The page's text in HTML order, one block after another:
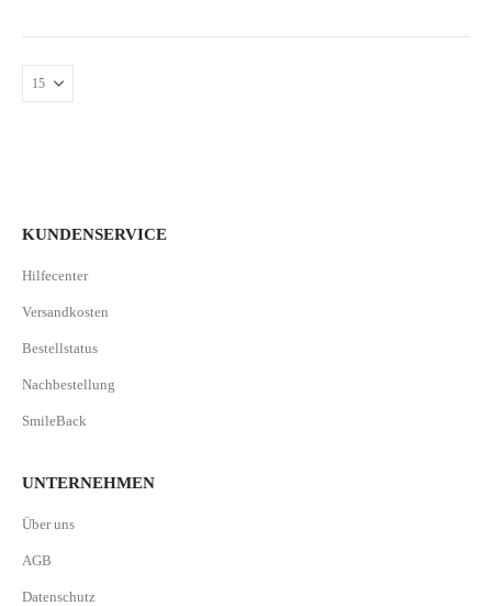
KUNDENSERVICE
Hilfecenter
Versandkosten
Bestellstatus
Nachbestellung
SmileBack
UNTERNEHMEN
Über uns
AGB
Datenschutz